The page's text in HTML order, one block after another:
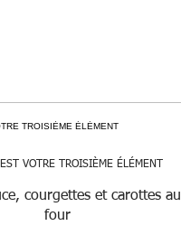
VOTRE TROISIÈME ÉLÉMENT
courgettes et carottes au
four